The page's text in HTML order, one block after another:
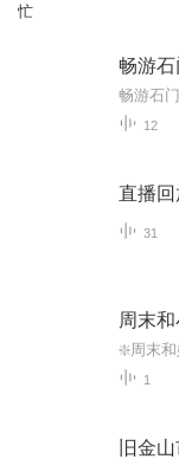
忙
畅游
12
直播回
31
1
旧金